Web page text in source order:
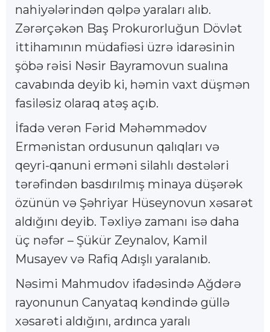
nahiyələrindən qəlpə yaraları alıb.
Zərərçəkən Baş Prokurorluğun Dövlət
ittihamının müdafiəsi üzrə idarəsinin
şöbə rəisi Nəsir Bayramovun sualına
cavabında deyib ki, həmin vaxt düşmən
fasiləsiz olaraq atəş açıb.
İfadə verən Fərid Məhəmmədov
Ermənistan ordusunun qalıqları və
qeyri-qanuni erməni silahlı dəstələri
tərəfindən basdırılmış minaya düşərək
özünün və Şəhriyar Hüseynovun xəsarət
aldığını deyib. Təxliyə zamanı isə daha
üç nəfər – Şükür Zeynalov, Kamil
Musayev və Rafiq Adışlı yaralanıb.
Nəsimi Mahmudov ifadəsində Ağdərə
rayonunun Canyataq kəndində güllə
xəsarəti aldığını, ardınca yaralı